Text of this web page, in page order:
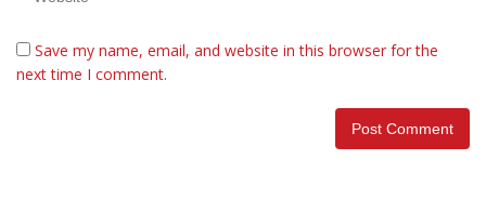
Save my name, email, and website in this browser for the
next time I comment.